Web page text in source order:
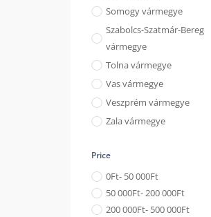
Somogy vármegye
Szabolcs-Szatmár-Bereg
vármegye
Tolna vármegye
Vas vármegye
Veszprém vármegye
Zala vármegye
Price
0Ft- 50 000Ft
50 000Ft- 200 000Ft
200 000Ft- 500 000Ft